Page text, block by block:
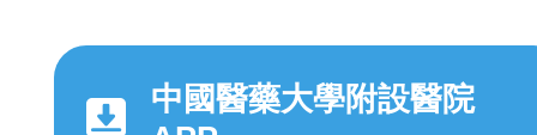
中國醫藥大學附設醫院